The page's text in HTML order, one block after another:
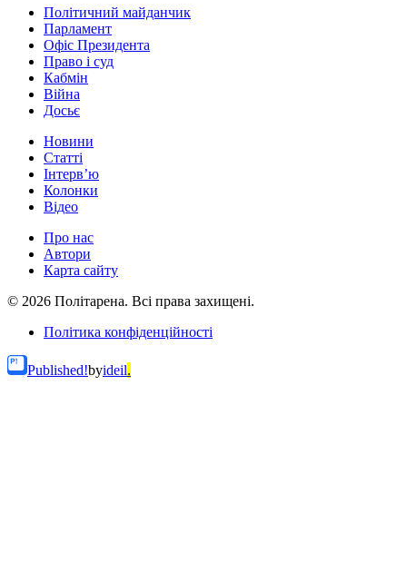
Політичний майданчик
Парламент
Офіс Президента
Право і суд
Кабмін
Війна
Досьє
Новини
Статті
Інтерв’ю
Колонки
Відео
Про нас
Автори
Карта сайту
© 2026 Політарена. Всі права захищені.
Політика конфіденційності
Published!byideil.